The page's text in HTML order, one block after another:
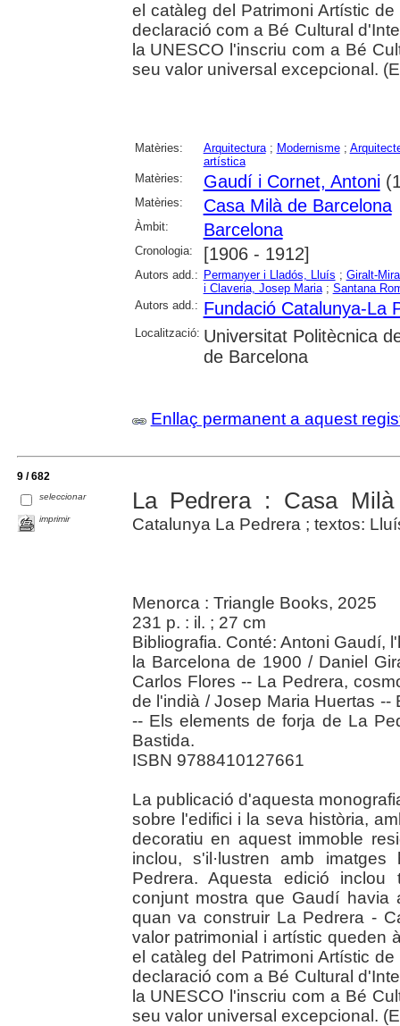
el catàleg del Patrimoni Artístic
declaració com a Bé Cultural
la UNESCO l'inscriu com a Bé
seu valor universal excepcional.
Matèries: Arquitectura; Modernisme;
artística
Matèries:
Gaudí i Cornet, Antoni
Matèries: Casa Milà de Barcelona
Àmbit: Barcelona
Cronologia: [1906 - 1912]
Autors add.: Permanyer i Lladós, Lluís ; Giralt-
i Claveria, Josep Maria; Santana
Autors add.: Fundació Catalunya-La
Localització: Universitat Politècnica
de Barcelona
Enllaç permanent a aquest
9 / 682
seleccionar
imprimir
La Pedrera : Casa Milà
Catalunya La Pedrera ; textos:
Menorca : Triangle Books, 2025
231 p. : il. ; 27 cm
Bibliografia. Conté: Antoni Gaudí,
la Barcelona de 1900 / Daniel
Carlos Flores -- La Pedrera,
de l'indià / Josep Maria Huertas
-- Els elements de forja de La
Bastida.
ISBN 9788410127661
La publicació d'aquesta
sobre l'edifici i la seva història,
decoratiu en aquest immoble
inclou, s'il·lustren amb
Pedrera. Aquesta edició inclou
conjunt mostra que Gaudí havia
quan va construir La Pedrera -
valor patrimonial i artístic queden
el catàleg del Patrimoni Artístic
declaració com a Bé Cultural
la UNESCO l'inscriu com a Bé
seu valor universal excepcional.